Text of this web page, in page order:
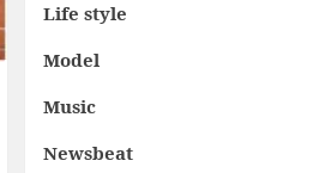
Life style
Model
Music
Newsbeat